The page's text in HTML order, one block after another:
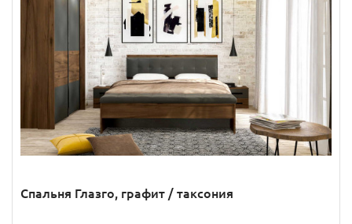
Спальня Глазго, графит / таксония